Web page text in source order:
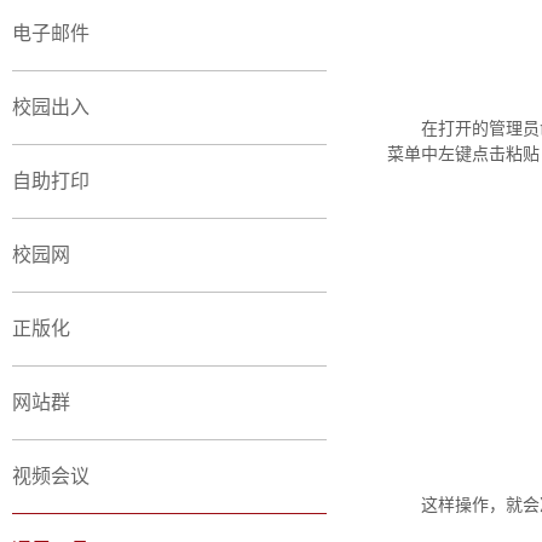
电子邮件
校园出入
自助打印
校园网
正版化
网站群
视频会议
在打开的管理
菜单中左键点击粘
这样操作，就